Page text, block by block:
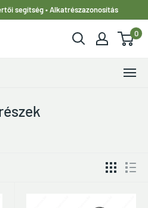
segítség • Alkatrészazonosítás
0